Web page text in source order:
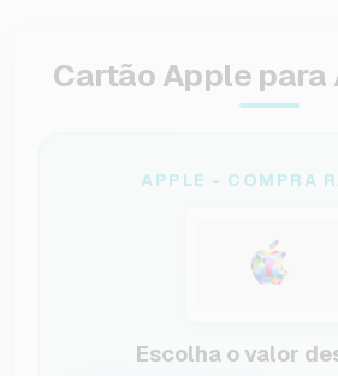
Cartão Apple para
APPLE - COMPRA
Escolha o valor